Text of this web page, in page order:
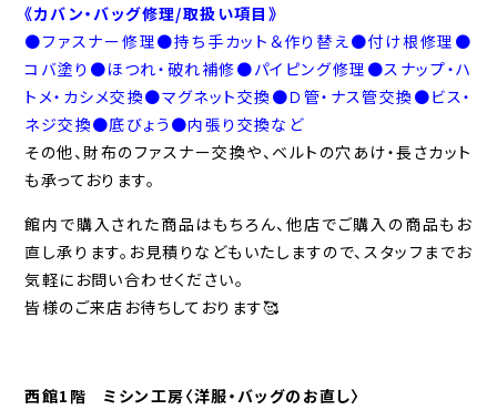
《カバン・バッグ修理/取扱い項目》
●ファスナー修理●持ち手カット＆作り替え●付け根修理●
コバ塗り●ほつれ・破れ補修●パイピング修理●スナップ・ハ
トメ・カシメ交換●マグネット交換●Ｄ管・ナス管交換●ビス・
ネジ交換●底びょう●内張り交換など
その他、財布のファスナー交換や、ベルトの穴あけ・長さカット
も承っております。
館内で購入された商品はもちろん、他店でご購入の商品もお
直し承ります。お見積りなどもいたしますので、スタッフまでお
気軽にお問い合わせください。
皆様のご来店お待ちしております🥰
西館1階 ミシン工房〈洋服・バッグのお直し〉